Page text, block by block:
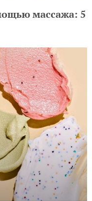
массажа: 5